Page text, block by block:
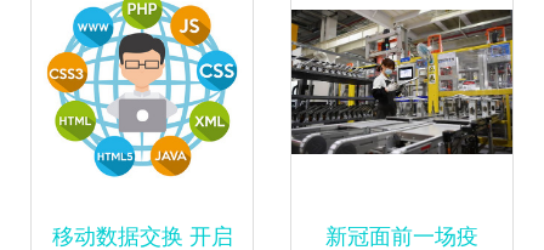
在这个科技连接交
互的时代，能让团
队直接实现关键功
能的有“面儿”的角
分享
移动数据交换 开启 新冠面前一场疫